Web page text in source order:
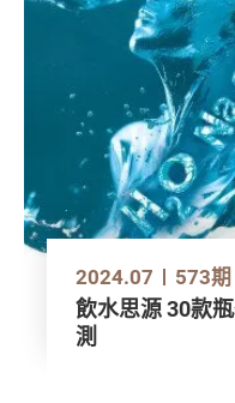
2024.07 573期
飲水思源 30款
測